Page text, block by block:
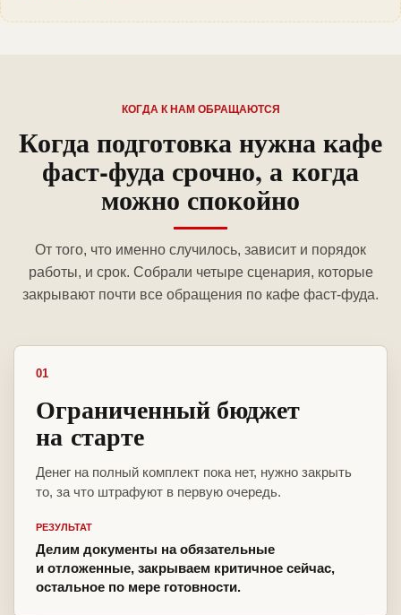
КОГДА К НАМ ОБРАЩАЮТСЯ
Когда подготовка нужна кафе
фаст-фуда срочно, а когда
можно спокойно
От того, что именно случилось, зависит и порядок
работы, и срок. Собрали четыре сценария, которые
закрывают почти все обращения по кафе фаст-фуда.
01
Ограниченный бюджет
на старте
Денег на полный комплект пока нет, нужно закрыть
то, за что штрафуют в первую очередь.
РЕЗУЛЬТАТ
Делим документы на обязательные
и отложенные, закрываем критичное сейчас,
остальное по мере готовности.